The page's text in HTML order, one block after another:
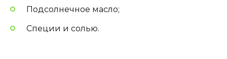
Подсолнечное масло;
Специи и солью.